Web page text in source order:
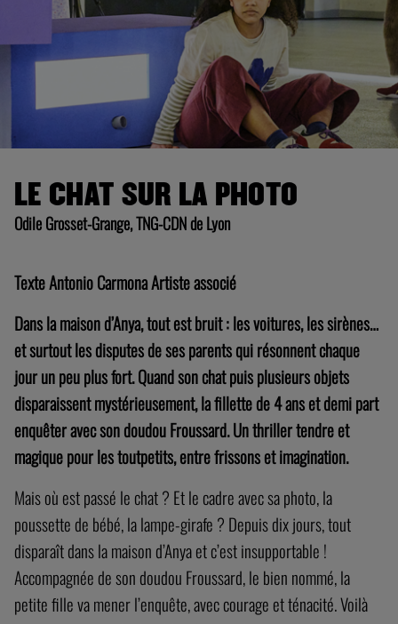
LE CHAT SUR LA PHOTO
Odile Grosset-Grange, TNG-CDN de Lyon
Texte Antonio Carmona Artiste associé
Dans la maison d’Anya, tout est bruit : les voitures, les sirènes…
et surtout les disputes de ses parents qui résonnent chaque
jour un peu plus fort. Quand son chat puis plusieurs objets
disparaissent mystérieusement, la fillette de 4 ans et demi part
enquêter avec son doudou Froussard. Un thriller tendre et
magique pour les toutpetits, entre frissons et imagination.
Mais où est passé le chat ? Et le cadre avec sa photo, la
poussette de bébé, la lampe-girafe ? Depuis dix jours, tout
disparaît dans la maison d’Anya et c’est insupportable !
Accompagnée de son doudou Froussard, le bien nommé, la
petite fille va mener l’enquête, avec courage et ténacité. Voilà